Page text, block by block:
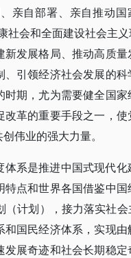
亲自部署、亲自推动
社会和全面建设社会主
发展格局、推动高质
引领经济社会发展的
期，尤为需要健全国
革的重要手段之一，
伟业的强大力量。
系是推进中国式现代
点和世界各国借鉴中
计划），接力落实社
国民经济体系，实现
展奇迹和社会长期稳